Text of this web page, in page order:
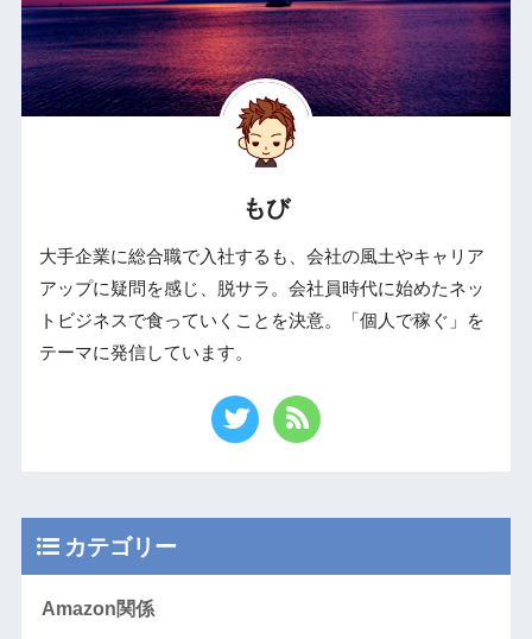
もび
大手企業に総合職で入社するも、会社の風土やキャリア
アップに疑問を感じ、脱サラ。会社員時代に始めたネッ
トビジネスで食っていくことを決意。「個人で稼ぐ」を
テーマに発信しています。
カテゴリー
Amazon関係